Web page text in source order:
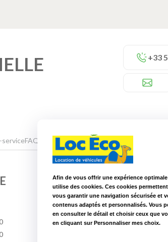
+33
FAQ
Nos autres agences à
Loc Eco La Roche sur Yon 67,8 km
Afin de vous offrir une expérience
utilise des cookies. Ces cookies
vous garantir une navigation sécurisée et
contenus adaptés et personnalisés. Vous
en consulter le détail et choisir ceux que
en cliquant sur Personnaliser mes choix.